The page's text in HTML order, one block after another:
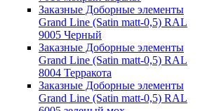
Заказные Доборные элементы
Grand Line (Satin matt-0,5) RAL
9005 Черный
Заказные Доборные элементы
Grand Line (Satin matt-0,5) RAL
8004 Терракота
Заказные Доборные элементы
Grand Line (Satin matt-0,5) RAL